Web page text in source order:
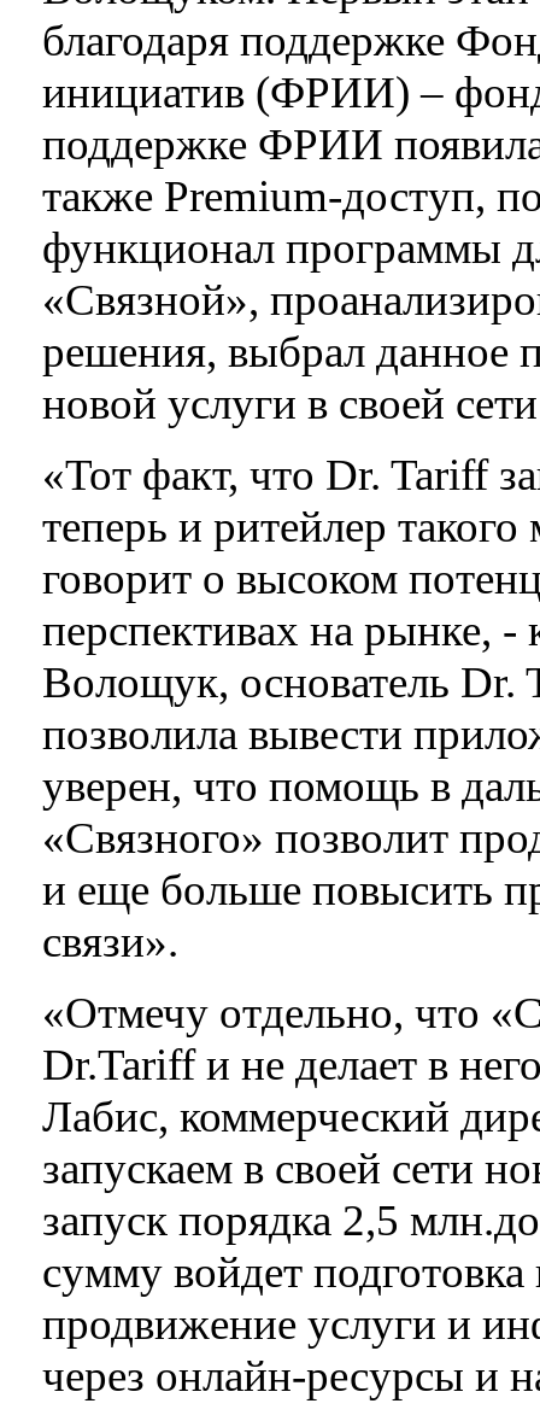
благодаря поддержке
инициатив (ФРИИ) –
поддержке ФРИИ
также Premium-доступ,
функционал программы
«Связной»,
решения, выбрал данное
новой услуги в своей
«Тот факт, что Dr. Tariff
теперь и ритейлер
говорит о высоком
перспективах на рынке,
Волощук, основатель
позволила вывести
уверен, что помощь в
«Связного» позволит
и еще больше повысить
связи».
«Отмечу отдельно, что
Dr.Tariff и не делает в
Лабис, коммерческий
запускаем в своей сети
запуск порядка 2,5
сумму войдет
продвижение услуги и
через онлайн-ресурсы и